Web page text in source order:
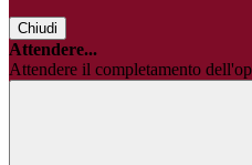
Chiudi
Attendere...
Attendere il completamento